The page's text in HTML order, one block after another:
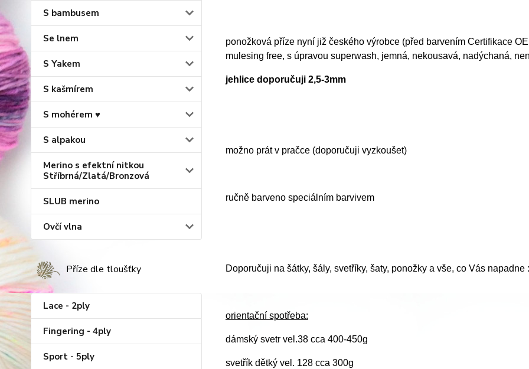
S bambusem
Se lnem
S Yakem
S kašmírem
S mohérem ♥
S alpakou
Merino s efektní nitkou
Stříbrná/Zlatá/Bronzová
SLUB merino
Ovčí vlna
Příze dle tloušťky
Lace - 2ply
Fingering - 4ply
Sport - 5ply
ponožková příze nyní již českého výrobce (před barvením Certifikace
mulesing free, s úpravou superwash, jemná, nekousavá, nadýchaná,
jehlice doporučuji 2,5-3mm
možno prát v pračce (doporučuji vyzkoušet)
ručně barveno speciálním barvivem
Doporučuji na šátky, šály, svetříky, šaty, ponožky a vše, co Vás napadne
orientační spotřeba:
dámský svetr vel.38 cca 400-450g
svetřík dětký vel. 128 cca 300g